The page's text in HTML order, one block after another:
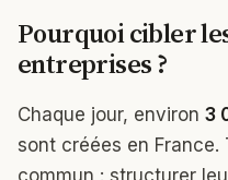
Pourquoi cibler
entreprises ?
Chaque jour, environ 3
sont créées en France.